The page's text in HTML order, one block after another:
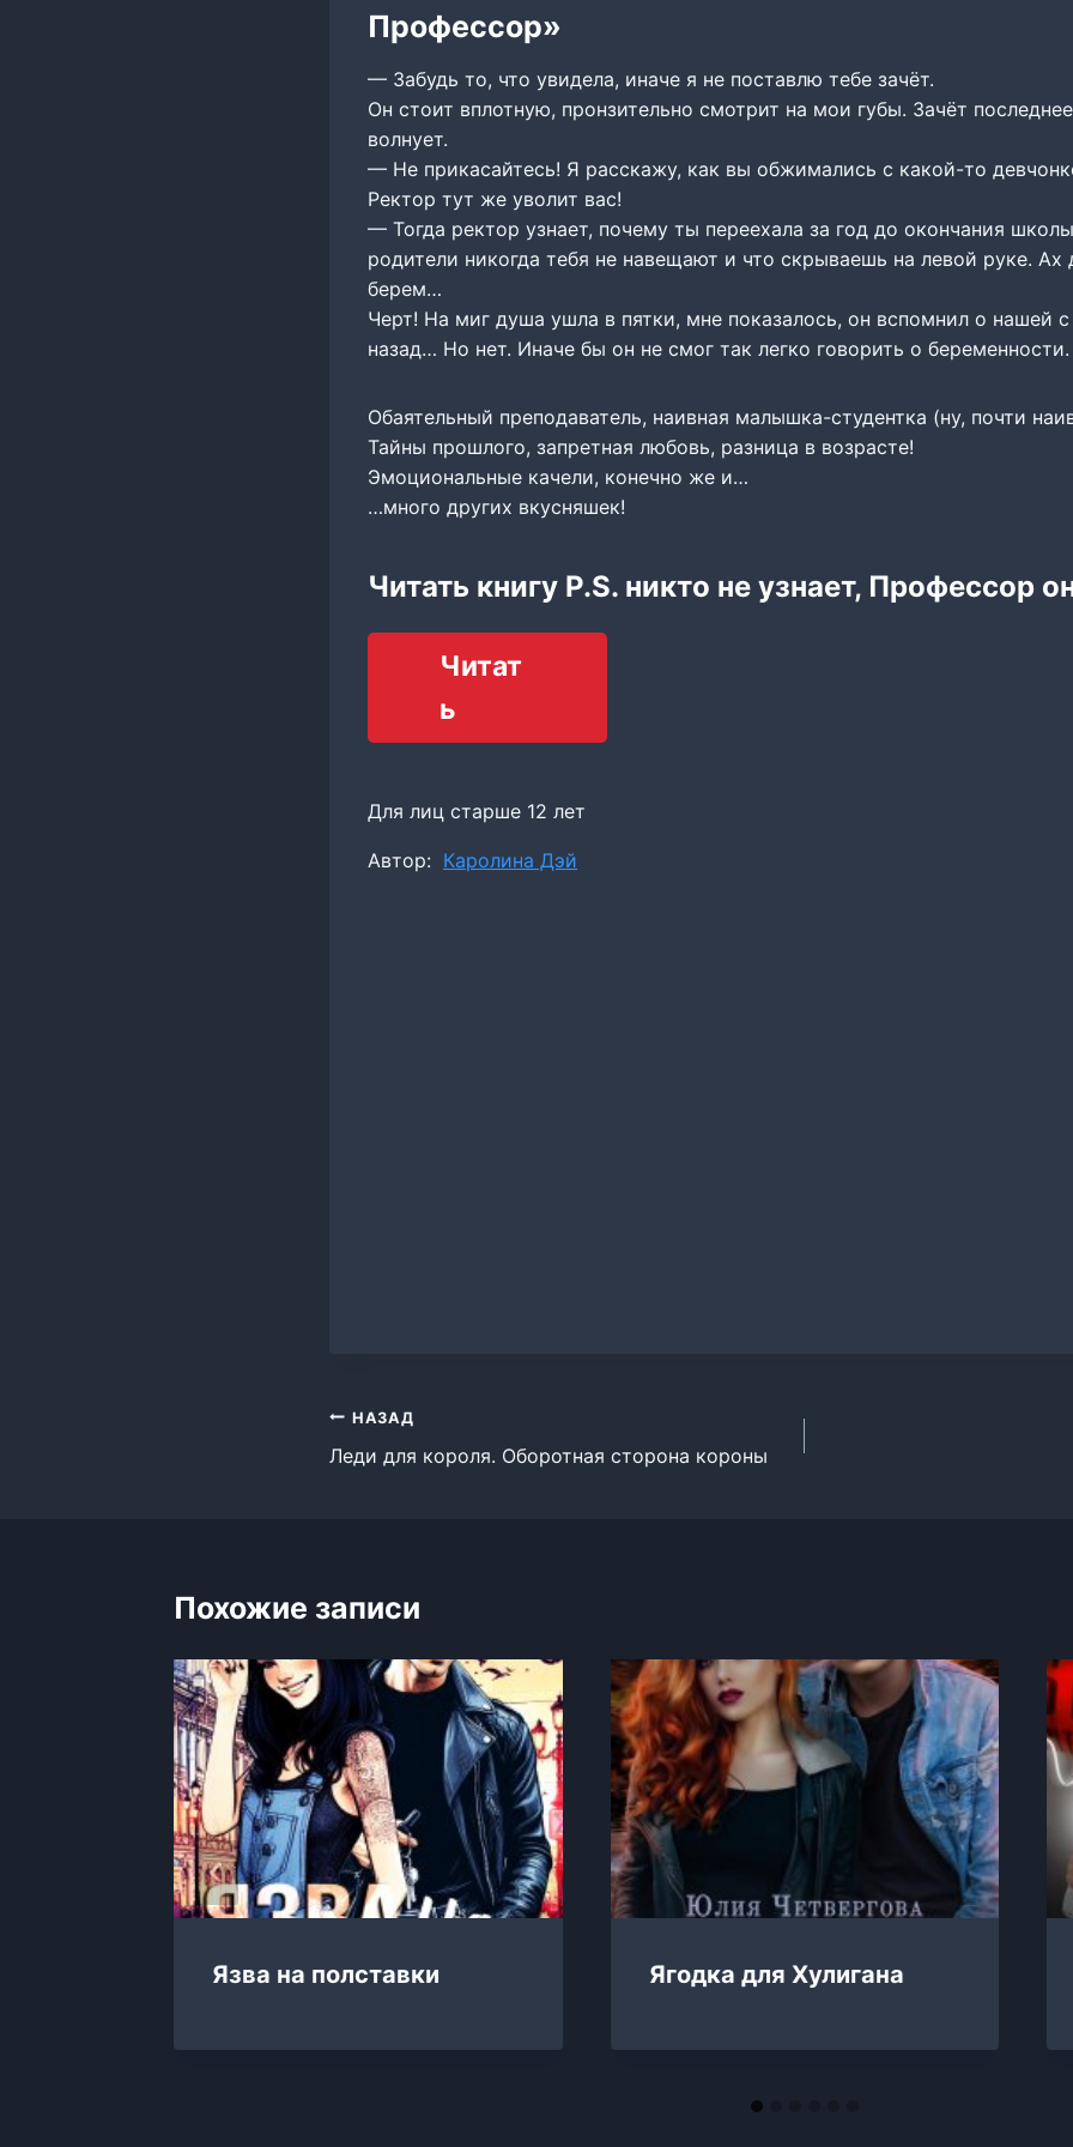
Профессор»
— Забудь то, что увидела, иначе я не поставлю тебе зачёт.
Он стоит вплотную, пронзительно смотрит на мои губы. Зачёт
волнует.
— Не прикасайтесь! Я расскажу, как вы обжимались с какой-то
Ректор тут же уволит вас!
— Тогда ректор узнает, почему ты переехала за год до окончания
родители никогда тебя не навещают и что скрываешь на левой руке. Ах
берем…
Черт! На миг душа ушла в пятки, мне показалось, он вспомнил о нашей
назад… Но нет. Иначе бы он не смог так легко говорить о беременности.
Обаятельный преподаватель, наивная малышка-студентка (ну, почти
Тайны прошлого, запретная любовь, разница в возрасте!
Эмоциональные качели, конечно же и…
…много других вкусняшек!
Читать книгу P.S. никто не узнает, Профессор
Читат
ь
Для лиц старше 12 лет
Метки
Автор: Каролина Дэй
Навигация
по
НАЗАД
Леди для короля. Оборотная сторона короны
Похожие записи
Язва на полставки Ягодка для Хулигана